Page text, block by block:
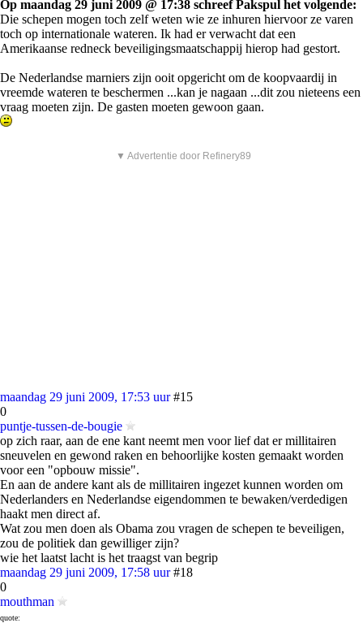
Op maandag 29 juni 2009 @ 17:38 schreef Pakspul het volgende:
Die schepen mogen toch zelf weten wie ze inhuren hiervoor ze varen
toch op internationale wateren. Ik had er verwacht dat een
Amerikaanse redneck beveiligingsmaatschappij hierop had gestort.
De Nederlandse marniers zijn ooit opgericht om de koopvaardij in
vreemde wateren te beschermen ...kan je nagaan ...dit zou nieteens een
vraag moeten zijn. De gasten moeten gewoon gaan.
▼ Advertentie door Refinery89
maandag 29 juni 2009, 17:53 uur #15
0
puntje-tussen-de-bougie
op zich raar, aan de ene kant neemt men voor lief dat er millitairen
sneuvelen en gewond raken en behoorlijke kosten gemaakt worden
voor een "opbouw missie".
En aan de andere kant als de millitairen ingezet kunnen worden om
Nederlanders en Nederlandse eigendommen te bewaken/verdedigen
haakt men direct af.
Wat zou men doen als Obama zou vragen de schepen te beveiligen,
zou de politiek dan gewilliger zijn?
wie het laatst lacht is het traagst van begrip
maandag 29 juni 2009, 17:58 uur #18
0
mouthman
quote: